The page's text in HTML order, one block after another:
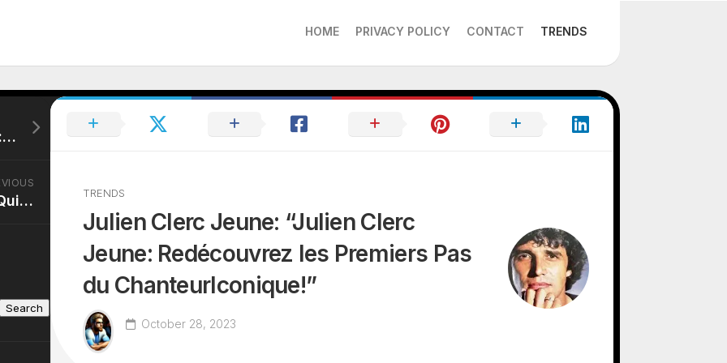
HOME PRIVACY POLICY CONTACT TRENDS
TRENDS
Julien Clerc Jeune: “Julien Clerc
Jeune: Redécouvrez les Premiers Pas
du ChanteurIconique!”
October 28, 2023
Romee Ex On The Beach: “Romee de Ex On The Beach: Où en est-elle Aujourd’hui? LesDernières Actus!”
Ex Femme Manu Nrj: “Qui est l’Ex Femme de Manu sur NRJ? Décryptage de leur RelationPassée!”
Search